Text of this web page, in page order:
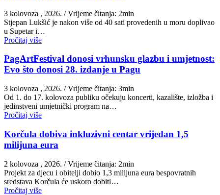
3 kolovoza , 2026. / Vrijeme čitanja: 2min
St​jepan Lukšić je nakon više od 40 sati provedenih u moru doplivao
u Supetar i…
Pročitaj više
PagArtFestival donosi vrhunsku glazbu i umjetnost:
Evo što donosi 28. izdanje u Pagu
3 kolovoza , 2026. / Vrijeme čitanja: 3min
Od 1. do 17. kolovoza publiku očekuju koncerti, kazalište, izložba i
jedinstveni umjetnički program na…
Pročitaj više
Korčula dobiva inkluzivni centar vrijedan 1,5
milijuna eura
2 kolovoza , 2026. / Vrijeme čitanja: 2min
Projekt za djecu i obitelji dobio 1,3 milijuna eura bespovratnih
sredstava Korčula će uskoro dobiti…
Pročitaj više